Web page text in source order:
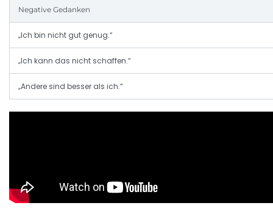
Negative Gedanken
„Ich bin nicht gut genug.“
„Ich kann das nicht schaffen.“
„Andere sind besser als ich.“